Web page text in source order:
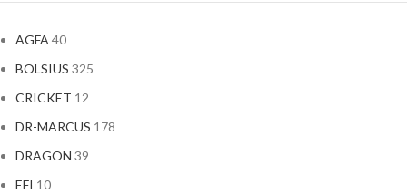
AGFA 40
BOLSIUS 325
CRICKET 12
DR-MARCUS 178
DRAGON 39
EFI 10